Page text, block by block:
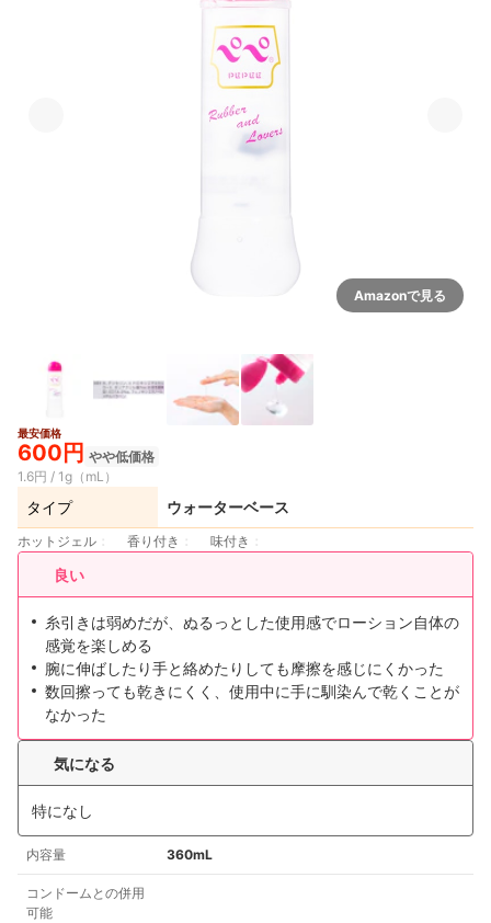
Amazonで見る
最安価格
600円 やや低価格
1.6円 / 1g（mL）
タイプ ウォーターベース
ホットジェル 香り付き 味付き
良い
糸引きは弱めだが、ぬるっとした使用感でローション自体の
感覚を楽しめる
腕に伸ばしたり手と絡めたりしても摩擦を感じにくかった
数回擦っても乾きにくく、使用中に手に馴染んで乾くことが
なかった
気になる
特になし
内容量 360mL
コンドームとの併用
可能